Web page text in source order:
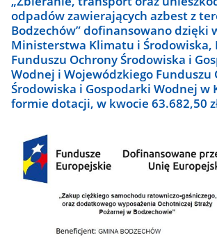
odpadów zawierających azbest z
Bodzechów” dofinansowano dzięki
Ministerstwa Klimatu i Środowiska,
Funduszu Ochrony Środowiska i
Wodnej i Wojewódzkiego Funduszu
Środowiska i Gospodarki Wodnej w
formie dotacji, w kwocie 63.682,50